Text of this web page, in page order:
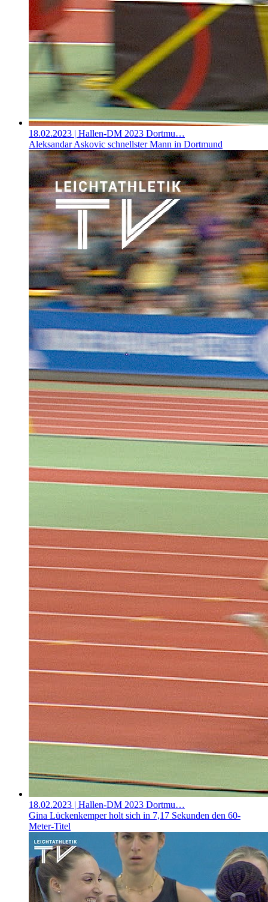
18.02.2023 | Hallen-DM 2023 Dortmu…
Aleksandar Askovic schnellster Mann in Dortmund
18.02.2023 | Hallen-DM 2023 Dortmu…
Gina Lückenkemper holt sich in 7,17 Sekunden den 60-
Meter-Titel